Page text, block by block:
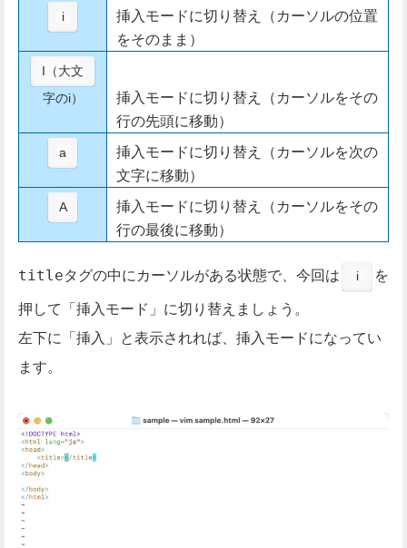
i
挿入モードに切り替え（カーソルの位置
をそのまま）
I（大文
字のi）
挿入モードに切り替え（カーソルをその
行の先頭に移動）
a
挿入モードに切り替え（カーソルを次の
文字に移動）
A
挿入モードに切り替え（カーソルをその
行の最後に移動）
titleタグの中にカーソルがある状態で、今回は i
を
押して「挿入モード」に切り替えましょう。
左下に「挿入」と表示されれば、挿入モードになってい
ます。